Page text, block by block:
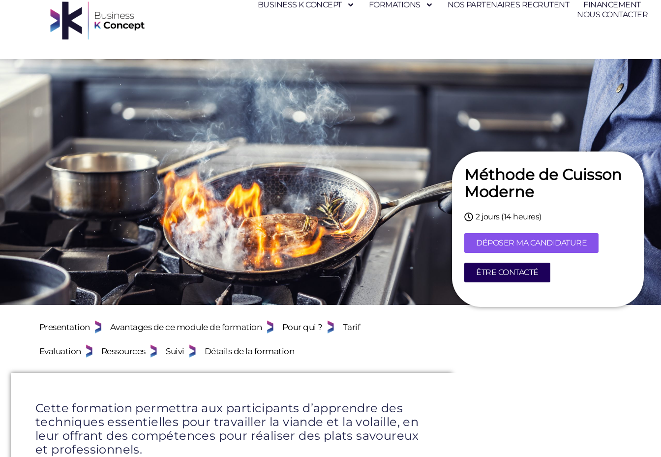
BUSINESS K CONCEPT FORMATIONS NOS PARTENAIRES RECRUTENT
FINANCEMENT
NOUS CONTACTER
Presentation Avantages de ce module de formation Pour qui ? Tarif
Evaluation Ressources Suivi Détails de la formation
Cette formation permettra aux participants d’apprendre des
techniques essentielles pour travailler la viande et la volaille, en
leur offrant des compétences pour réaliser des plats savoureux
et professionnels.
Méthode de Cuisson
Moderne
2 jours (14 heures)
DÉPOSER MA CANDIDATURE
ÊTRE CONTACTÉ